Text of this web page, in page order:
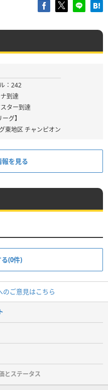
：242
到達
ター到達
グ】
東地区 チャンピオン
を見る
(0件)
ご意見はこちら
とステータス